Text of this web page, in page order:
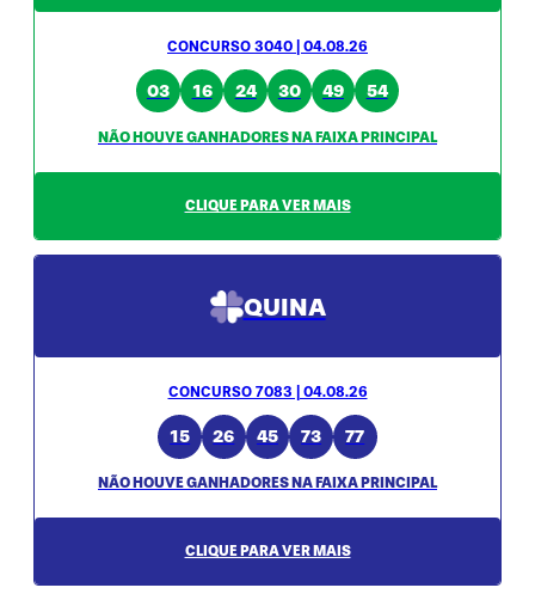
CONCURSO 3040 | 04.08.26
03 16 24 30 49 54
NÃO HOUVE GANHADORES NA FAIXA PRINCIPAL
CLIQUE PARA VER MAIS
QUINA
CONCURSO 7083 | 04.08.26
15 26 45 73 77
NÃO HOUVE GANHADORES NA FAIXA PRINCIPAL
CLIQUE PARA VER MAIS